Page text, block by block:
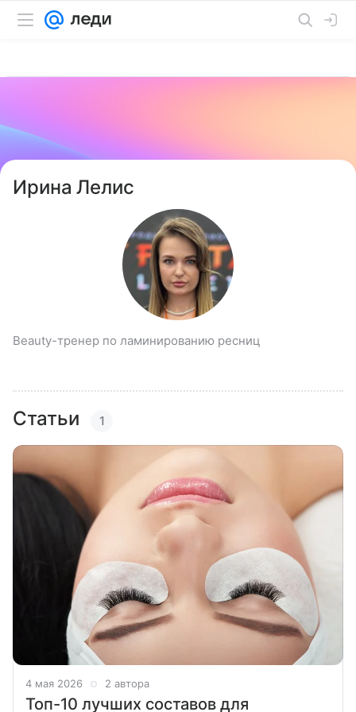
Ирина Лелис
Beauty-тренер по ламинированию ресниц
Статьи 1
4 мая 2026 2 автора
Топ-10 лучших составов для